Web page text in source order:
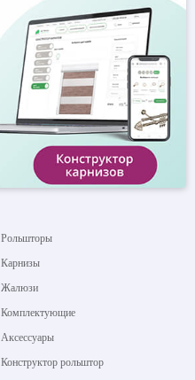
Рольшторы
Карнизы
Жалюзи
Комплектующие
Аксессуары
Конструктор рольштор